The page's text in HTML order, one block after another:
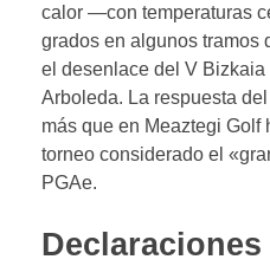
calor —con temperaturas
grados en algunos
el desenlace del V Bizkaia
Arboleda. La respuesta
más que en Meaztegi Golf
torneo considerado el
PGAe.
Declaraciones